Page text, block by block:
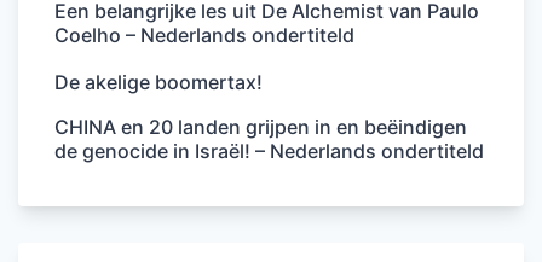
Een belangrijke les uit De Alchemist van Paulo
Coelho – Nederlands ondertiteld
De akelige boomertax!
CHINA en 20 landen grijpen in en beëindigen
de genocide in Israël! – Nederlands ondertiteld